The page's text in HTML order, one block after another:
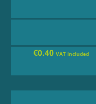
€0.40VAT included